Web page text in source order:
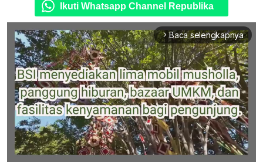
Ikuti Whatsapp Channel Republika
arrow_forward_ios Baca selengkapnya